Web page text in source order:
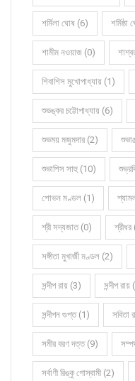
শর্মিলা ঘোষ (6)
শামীম নওয়াজ (0)
শিবাশিস মুখোপাধ্যায় (1)
শুভঙ্কর চট্টোপাধ্যায় (6)
শুভময় মজুমদার (2)
শুভাশিস সাহু (10)
শোভন মণ্ডল (1)
শ্রী সদ্যজাত (0)
সঙ্গীতা মুখার্জী মণ্ডল (2)
সন্দীপ রায় (3) সন্দীপ
সন্দীপন গুপ্ত (1) সবিতা
সমীর বরণ দত্ত (9)
সর্বাণী রিঙ্কু গোস্বামী (2)